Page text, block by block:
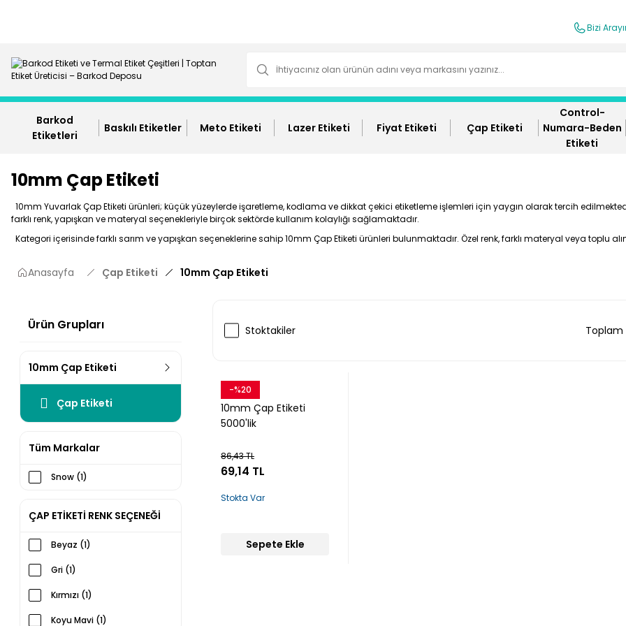
Bizi
Barkod
Etiketleri
Baskılı Etiketler Meto Etiketi Lazer Etiketi Fiyat Etiketi Çap Etiketi
Control-
Numara-Beden
Etiketi
10mm Çap Etiketi
10mm Yuvarlak Çap Etiketi ürünleri; küçük yüzeylerde işaretleme, kodlama ve dikkat çekici etiketleme işlemleri için yaygın olarak tercih
farklı renk, yapışkan ve materyal seçenekleriyle birçok sektörde kullanım kolaylığı sağlamaktadır.
Kategori içerisinde farklı sarım ve yapışkan seçeneklerine sahip 10mm Çap Etiketi ürünleri bulunmaktadır. Özel renk, farklı materyal veya toplu
Anasayfa Çap Etiketi 10mm Çap Etiketi
Ürün Grupları
10mm Çap Etiketi
Çap Etiketi
Tüm Markalar
Snow (1)
ÇAP ETİKETİ RENK SEÇENEĞİ
Beyaz (1)
Gri (1)
Kırmızı (1)
Koyu Mavi (1)
Stoktakiler Toplam
-%20
Snow
10mm Çap Etiketi
5000'lik
86,43 TL
69,14 TL
Stokta Var
Sepete Ekle